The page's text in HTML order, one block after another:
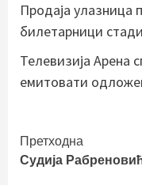
Продаја улазница
билетарници
Телевизија Арена
емитовати
Continue
Reading
Претходна
Судија